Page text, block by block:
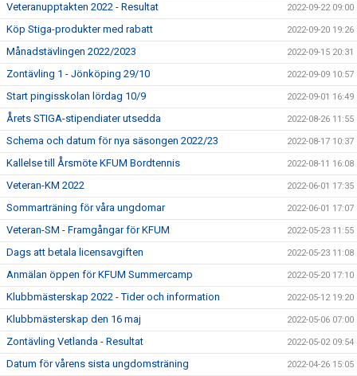
Veteranupptakten 2022 - Resultat 2022-09-22 09:00
Köp Stiga-produkter med rabatt 2022-09-20 19:26
Månadstävlingen 2022/2023 2022-09-15 20:31
Zontävling 1 - Jönköping 29/10 2022-09-09 10:57
Start pingisskolan lördag 10/9 2022-09-01 16:49
Årets STIGA-stipendiater utsedda 2022-08-26 11:55
Schema och datum för nya säsongen 2022/23 2022-08-17 10:37
Kallelse till Årsmöte KFUM Bordtennis 2022-08-11 16:08
Veteran-KM 2022 2022-06-01 17:35
Sommarträning för våra ungdomar 2022-06-01 17:07
Veteran-SM - Framgångar för KFUM 2022-05-23 11:55
Dags att betala licensavgiften 2022-05-23 11:08
Anmälan öppen för KFUM Summercamp 2022-05-20 17:10
Klubbmästerskap 2022 - Tider och information 2022-05-12 19:20
Klubbmästerskap den 16 maj 2022-05-06 07:00
Zontävling Vetlanda - Resultat 2022-05-02 09:54
Datum för vårens sista ungdomsträning 2022-04-26 15:05